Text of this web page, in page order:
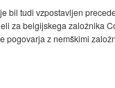
bil tudi vzpostavljen
za belgijskega založnika
pogovarja z nemškimi